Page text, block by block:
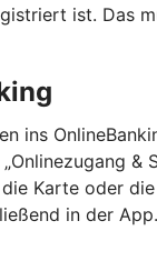
ist. Das
ins
&
Karte oder
in der App.